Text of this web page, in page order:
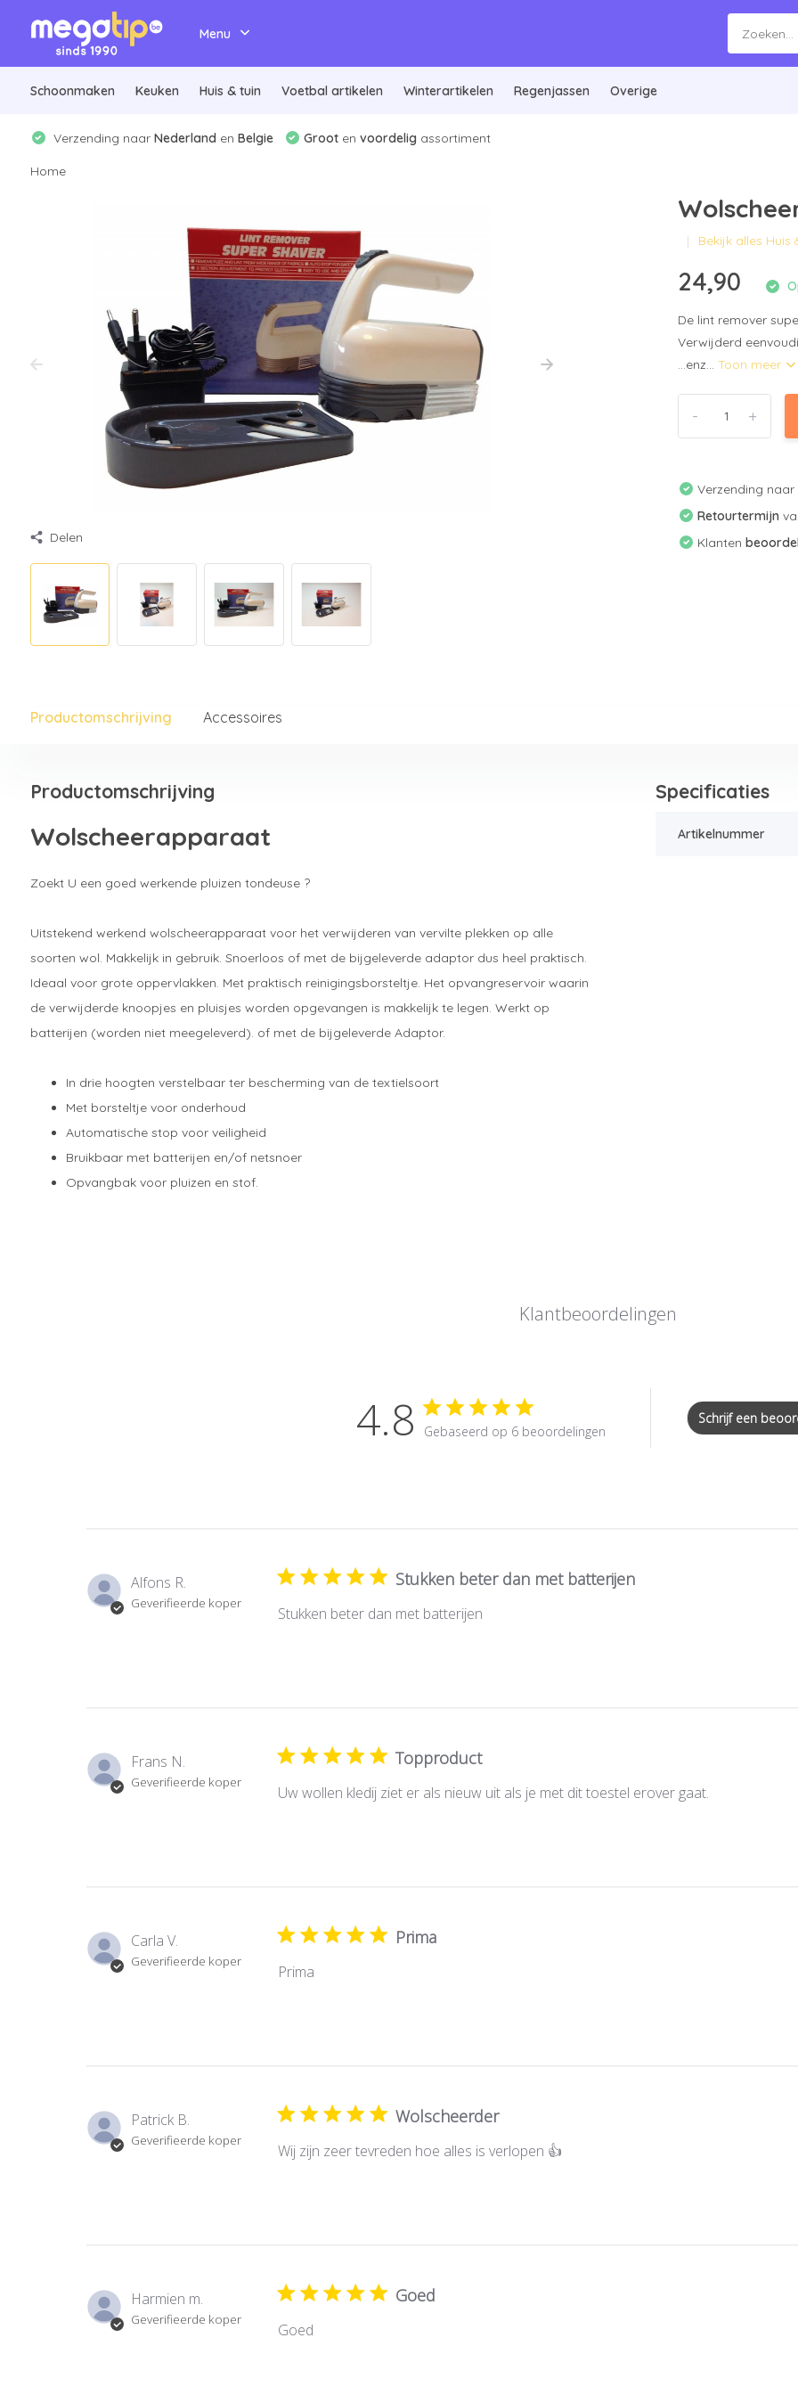
Menu
Schoonmaken Keuken Huis & tuin Voetbal artikelen Winterartikelen Regenjassen Overige
Verzending naar Nederland en Belgie Grooten voordelig assortiment
Home
Delen
Bekijk alles Huis
24,90
De lint remover
Verwijderd
...enz...Toon meer
+
-
Verzending naar
Retourtermijn
Klanten
Productomschrijving Accessoires
Productomschrijving
Wolscheerapparaat
Zoekt U een goed werkende pluizen tondeuse ?
Uitstekend werkend wolscheerapparaat voor het verwijderen van vervilte plekken op alle
soorten wol. Makkelijk in gebruik. Snoerloos of met de bijgeleverde adaptor dus heel praktisch.
Ideaal voor grote oppervlakken. Met praktisch reinigingsborsteltje. Het opvangreservoir waarin
de verwijderde knoopjes en pluisjes worden opgevangen is makkelijk te legen. Werkt op
batterijen (worden niet meegeleverd). of met de bijgeleverde Adaptor.
In drie hoogten verstelbaar ter bescherming van de textielsoort
Met borsteltje voor onderhoud
Automatische stop voor veiligheid
Bruikbaar met batterijen en/of netsnoer
Opvangbak voor pluizen en stof.
Specificaties
Artikelnummer
Klantbeoordelingen
4.8 Gebaseerd op 6 beoordelingen
Schrijf een
Alfons R.
Geverifieerde koper
Stukken beter dan met batterijen
Stukken beter dan met batterijen
Frans N.
Geverifieerde koper
Topproduct
Uw wollen kledij ziet er als nieuw uit als je met dit toestel erover gaat.
Carla V.
Geverifieerde koper
Prima
Prima
Patrick B.
Geverifieerde koper
Wolscheerder
Wij zijn zeer tevreden hoe alles is verlopen 👍
Harmien m.
Geverifieerde koper
Goed
Goed